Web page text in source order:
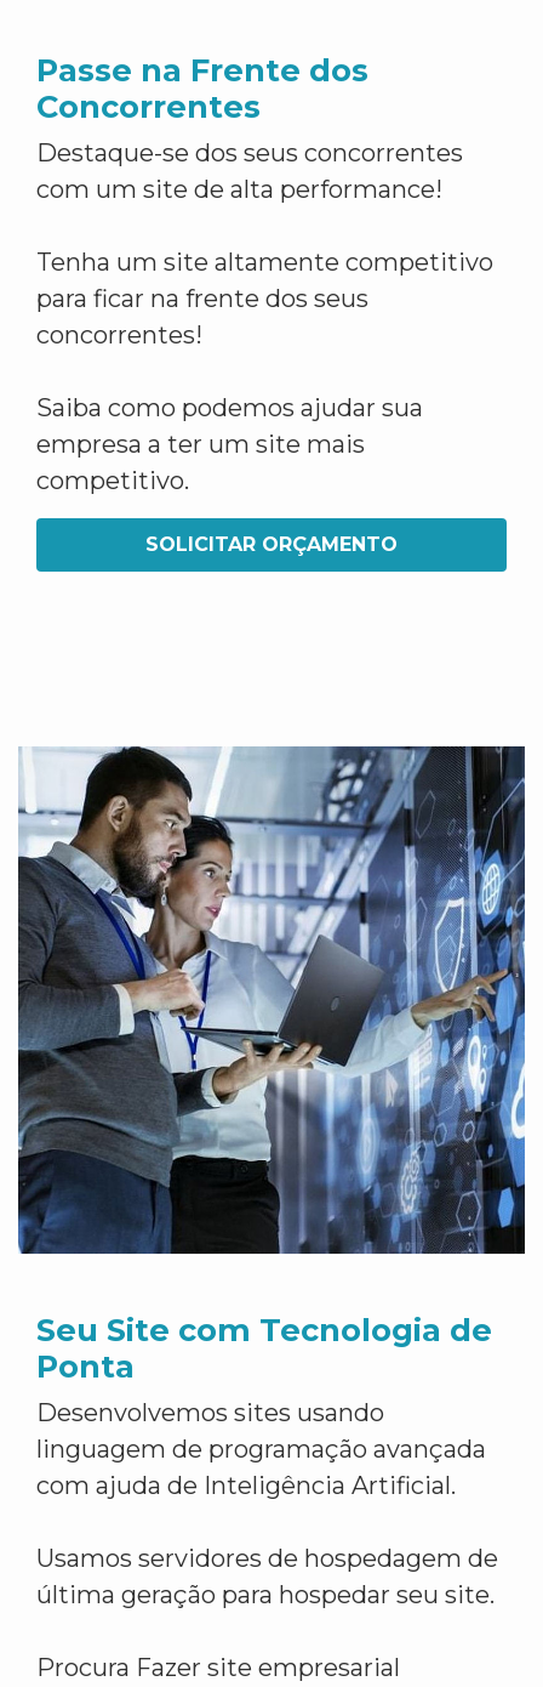
Passe na Frente dos
Concorrentes
Destaque-se dos seus concorrentes
com um site de alta performance!
Tenha um site altamente competitivo
para ficar na frente dos seus
concorrentes!
Saiba como podemos ajudar sua
empresa a ter um site mais
competitivo.
SOLICITAR ORÇAMENTO
Seu Site com Tecnologia de
Ponta
Desenvolvemos sites usando
linguagem de programação avançada
com ajuda de Inteligência Artificial.
Usamos servidores de hospedagem de
última geração para hospedar seu site.
Procura Fazer site empresarial